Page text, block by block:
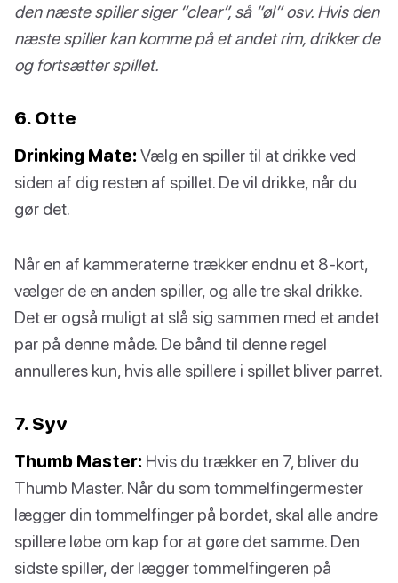
den næste spiller siger “clear”, så “øl” osv. Hvis den
næste spiller kan komme på et andet rim, drikker de
og fortsætter spillet.
6. Otte
Drinking Mate: Vælg en spiller til at drikke ved
siden af dig resten af spillet. De vil drikke, når du
gør det.
Når en af kammeraterne trækker endnu et 8-kort,
vælger de en anden spiller, og alle tre skal drikke.
Det er også muligt at slå sig sammen med et andet
par på denne måde. De bånd til denne regel
annulleres kun, hvis alle spillere i spillet bliver parret.
7. Syv
Thumb Master: Hvis du trækker en 7, bliver du
Thumb Master. Når du som tommelfingermester
lægger din tommelfinger på bordet, skal alle andre
spillere løbe om kap for at gøre det samme. Den
sidste spiller, der lægger tommelfingeren på